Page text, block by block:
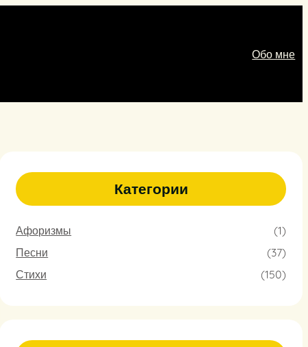
Обо мне
Категории
Афоризмы
(1)
Песни
(37)
Стихи
(150)